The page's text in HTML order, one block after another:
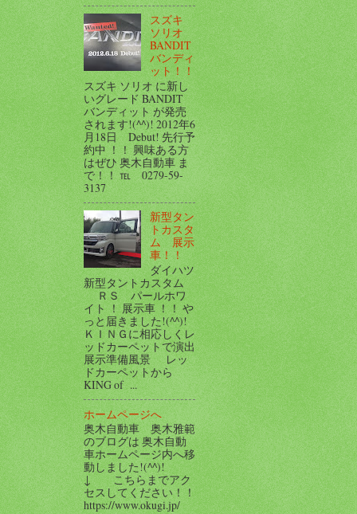
スズキ
ソリオ
BANDIT
バンディ
ット！！
スズキ ソリオ に新し
いグレード BANDIT
バンディット が発売
されます!(^^)! 2012年6
月18日 Debut! 先行予
約中 ！！ 興味ある方
はぜひ 奥木自動車 ま
で！！ ℡ 0279-59-
3137
新型タン
トカスタ
ム 展示
車！！
ダイハツ
新型タントカスタム
ＲＳ パールホワ
イト ！ 展示車 ！！ や
っと届きました!(^^)!
ＫＩＮＧに相応しくレ
ッドカーペットで演出
展示準備風景 レッ
ドカーペットから
KING of ...
ホームページへ
奥木自動車 奥木雅範
のブログは 奥木自動
車ホームページ内へ移
動しました!(^^)!
↓ こちらまでアク
セスしてください！！
https://www.okugi.jp/